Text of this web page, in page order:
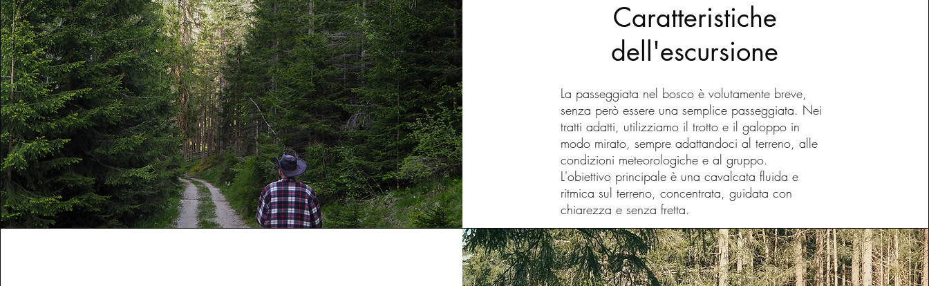
Caratteristiche
dell'escursione
La passeggiata nel bosco è volutamente breve,
senza però essere una semplice passeggiata. Nei
tratti adatti, utilizziamo il trotto e il galoppo in
modo mirato, sempre adattandoci al terreno, alle
condizioni meteorologiche e al gruppo.
L'obiettivo principale è una cavalcata fluida e
ritmica sul terreno, concentrata, guidata con
chiarezza e senza fretta.